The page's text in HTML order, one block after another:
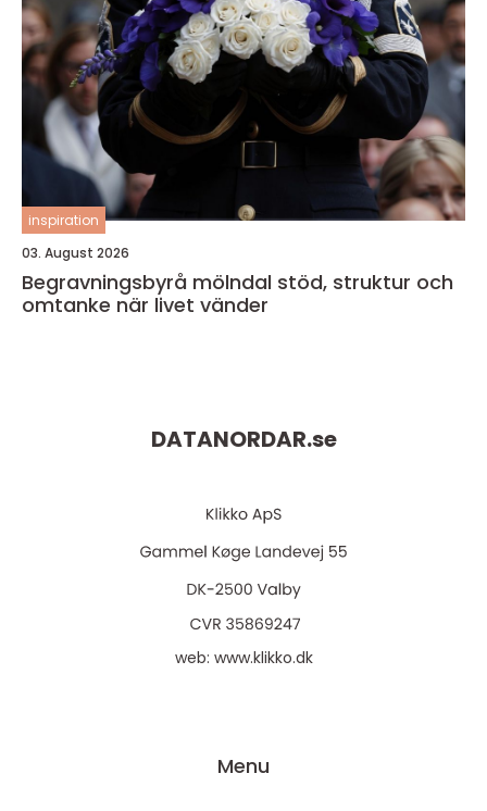
inspiration
03. August 2026
Begravningsbyrå mölndal stöd, struktur och
omtanke när livet vänder
DATANORDAR.se
web: www.klikko.dk
Menu